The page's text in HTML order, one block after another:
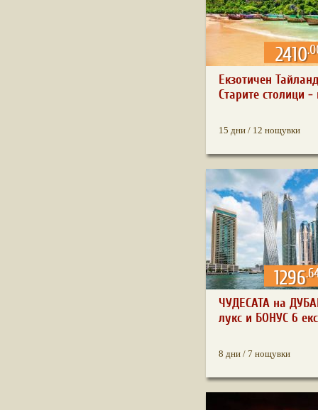
2410
Екзотичен
Старите столици
15 дни / 12 нощувки
1296
ЧУДЕСАТА на
лукс и БОНУС 6
8 дни / 7 нощувки